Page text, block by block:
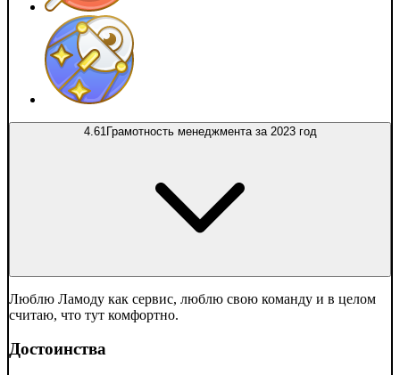
4.61 Грамотность менеджмента за 2023 год
Люблю Ламоду как сервис, люблю свою команду и в целом
считаю, что тут комфортно.
Достоинства